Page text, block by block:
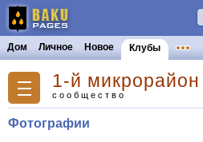
Дом Личное Новое Клубы
1-й микрорайон
сообщество
Фотографии